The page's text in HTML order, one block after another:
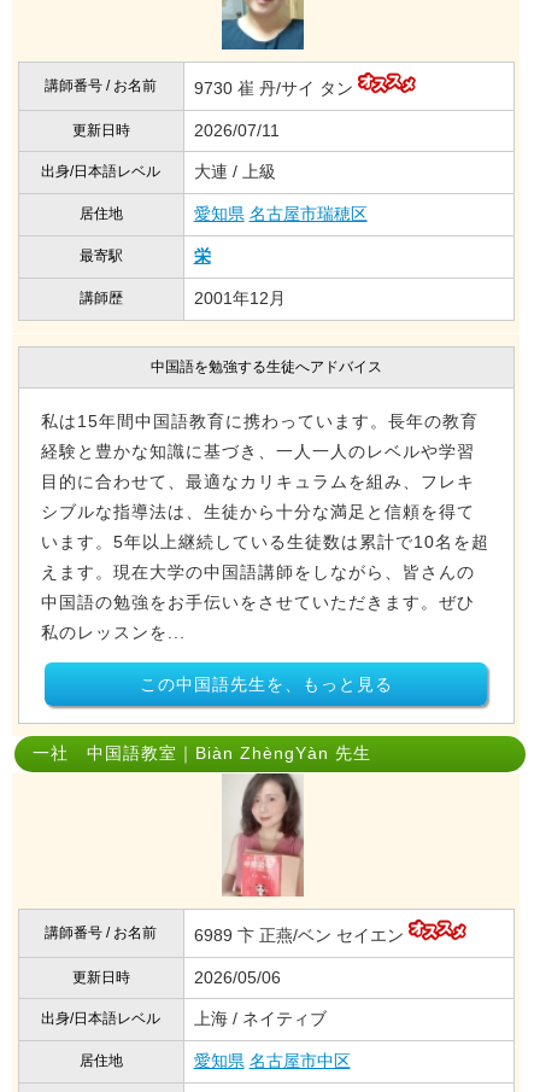
講師番号 / お名前 9730 崔 丹/サイ タン
更新日時 2026/07/11
出身/日本語レベル 大連 / 上級
居住地 愛知県 名古屋市瑞穂区
最寄駅 栄
講師歴 2001年12月
中国語を勉強する生徒へアドバイス
私は15年間中国語教育に携わっています。長年の教育
経験と豊かな知識に基づき、一人一人のレベルや学習
目的に合わせて、最適なカリキュラムを組み、フレキ
シブルな指導法は、生徒から十分な満足と信頼を得て
います。5年以上継続している生徒数は累計で10名を超
えます。現在大学の中国語講師をしながら、皆さんの
中国語の勉強をお手伝いをさせていただきます。ぜひ
私のレッスンを...
この中国語先生を、もっと見る
一社 中国語教室｜Biàn ZhèngYàn 先生
講師番号 / お名前 6989 卞 正燕/ベン セイエン
更新日時 2026/05/06
出身/日本語レベル 上海 / ネイティブ
居住地 愛知県 名古屋市中区